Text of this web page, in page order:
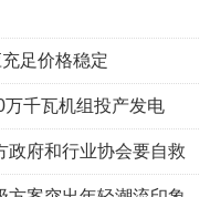
足价格稳定
千瓦机组投产发电
政府和行业协会要自救